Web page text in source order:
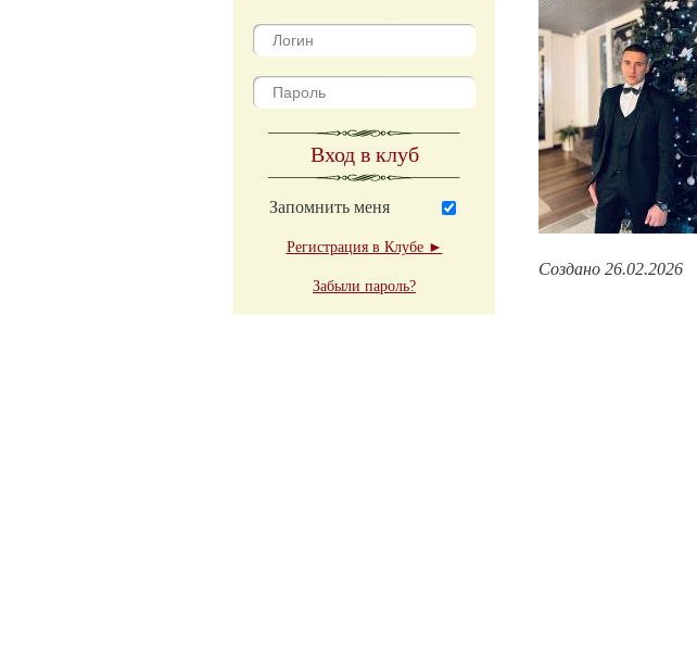
Вход в клуб
Запомнить меня
Регистрация в Клубе ►
Забыли пароль?
Создано 26.02.2026